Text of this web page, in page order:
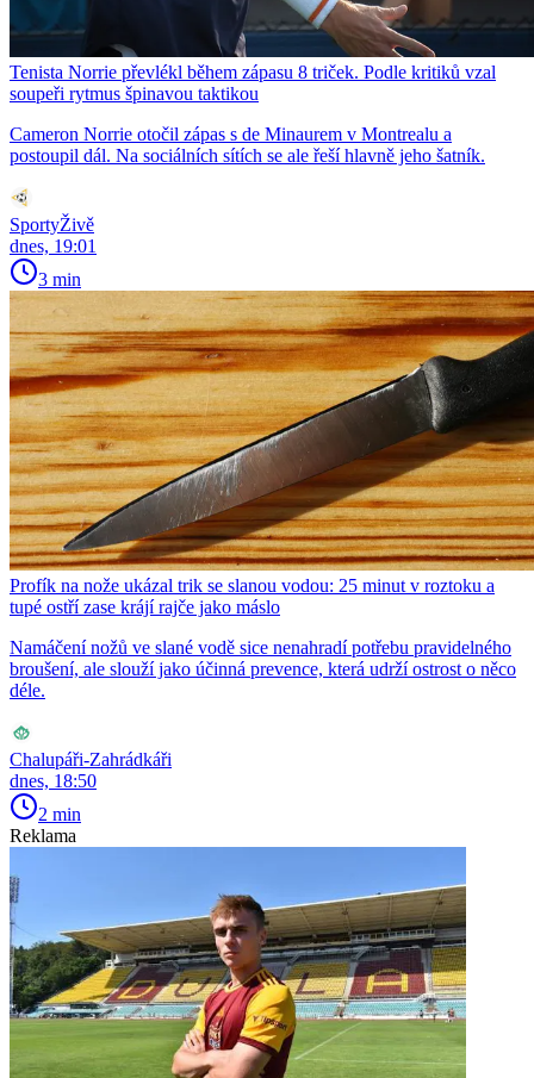
Tenista Norrie převlékl během zápasu 8 triček. Podle kritiků vzal
soupeři rytmus špinavou taktikou
Cameron Norrie otočil zápas s de Minaurem v Montrealu a
postoupil dál. Na sociálních sítích se ale řeší hlavně jeho šatník.
SportyŽivě
dnes, 19:01
3 min
Profík na nože ukázal trik se slanou vodou: 25 minut v roztoku a
tupé ostří zase krájí rajče jako máslo
Namáčení nožů ve slané vodě sice nenahradí potřebu pravidelného
broušení, ale slouží jako účinná prevence, která udrží ostrost o něco
déle.
Chalupáři-Zahrádkáři
dnes, 18:50
2 min
Reklama